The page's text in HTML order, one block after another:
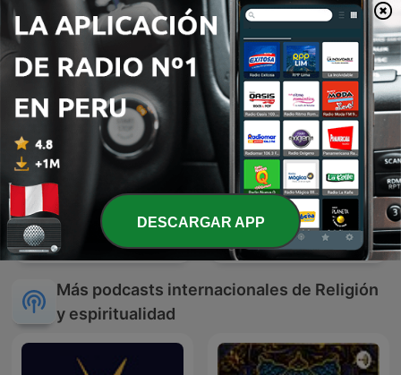
Musica cristiana Sanacion
Más podcasts internacionales de Religión
y espiritualidad
DESCARGAR APP